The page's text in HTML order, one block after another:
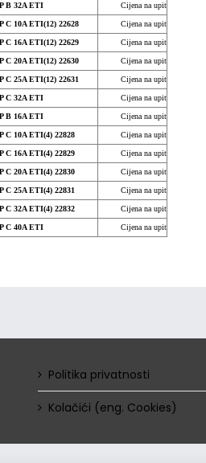
B 32A ETI Cijena na upit
C 10A ETI(12) 22628 Cijena na upit
C 16A ETI(12) 22629 Cijena na upit
C 20A ETI(12) 22630 Cijena na upit
C 25A ETI(12) 22631 Cijena na upit
C 32A ETI Cijena na upit
B 16A ETI Cijena na upit
C 10A ETI(4) 22828 Cijena na upit
C 16A ETI(4) 22829 Cijena na upit
C 20A ETI(4) 22830 Cijena na upit
C 25A ETI(4) 22831 Cijena na upit
C 32A ETI(4) 22832 Cijena na upit
C 40A ETI Cijena na upit
Politika privatnosti
Kolačići (eng. Cookies)